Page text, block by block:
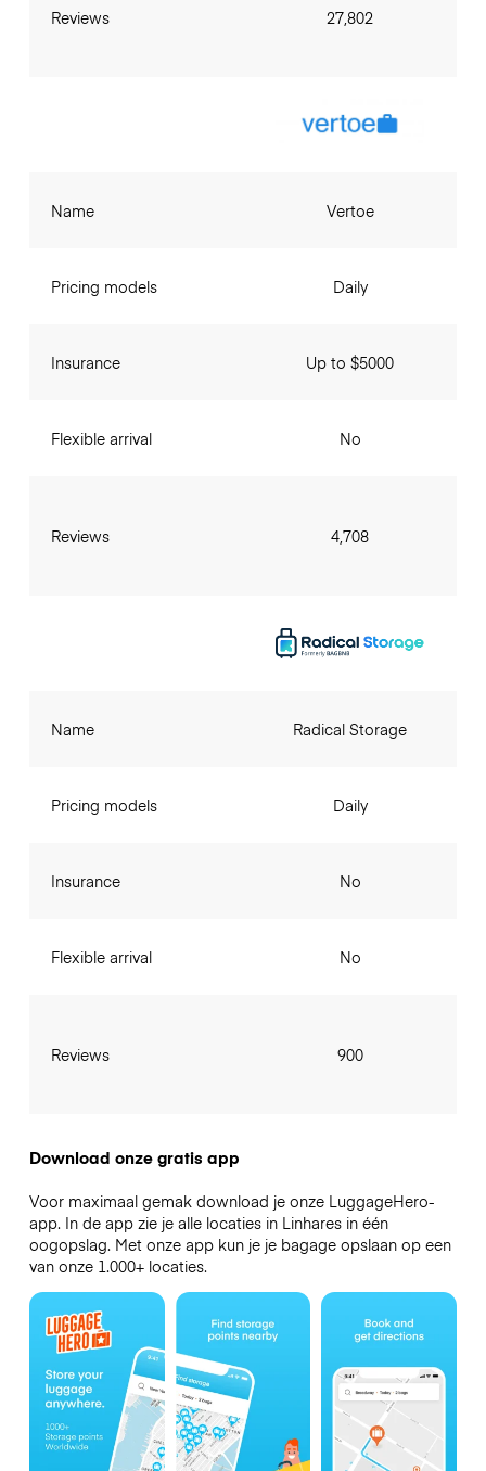
Reviews 27,802
Name
Pricing models
Insurance
Flexible arrival
Reviews
Vertoe
Daily
Up to $5000
No
4,708
Name
Pricing models
Insurance
Flexible arrival
Reviews
Radical Storage
Daily
No
No
900
Download onze gratis app
Voor maximaal gemak download je onze LuggageHero-
app. In de app zie je alle locaties in Linhares in één
oogopslag. Met onze app kun je je bagage opslaan op een
van onze 1.000+ locaties.